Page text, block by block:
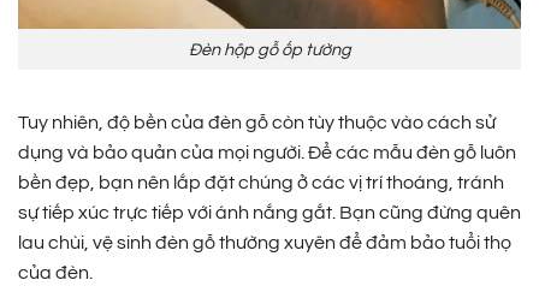
Đèn hộp gỗ ốp tường
Tuy nhiên, độ bền của đèn gỗ còn tùy thuộc vào cách sử
dụng và bảo quản của mọi người. Để các mẫu đèn gỗ luôn
bền đẹp, bạn nên lắp đặt chúng ở các vị trí thoáng, tránh
sự tiếp xúc trực tiếp với ánh nắng gắt. Bạn cũng đừng quên
lau chùi, vệ sinh đèn gỗ thường xuyên để đảm bảo tuổi thọ
của đèn.